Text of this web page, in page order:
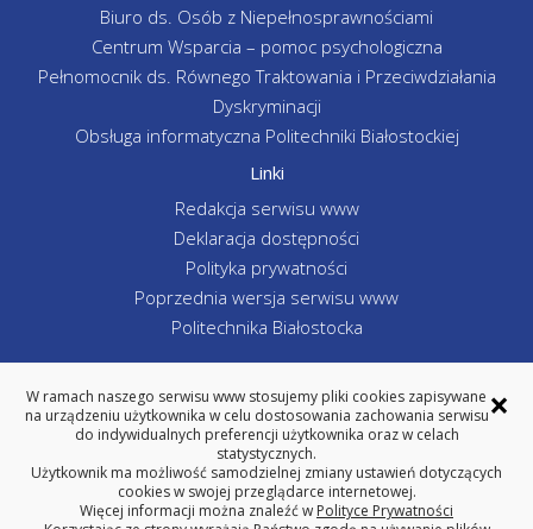
Biuro ds. Osób z Niepełnosprawnościami
Centrum Wsparcia – pomoc psychologiczna
Pełnomocnik ds. Równego Traktowania i Przeciwdziałania
Dyskryminacji
Obsługa informatyczna Politechniki Białostockiej
Linki
Redakcja serwisu www
Deklaracja dostępności
Polityka prywatności
Poprzednia wersja serwisu www
Politechnika Białostocka
WYDZIAŁ INŻYNIERII ZARZĄDZANIA
POLITECHNIKA BIAŁOSTOCKA
ul. Ojca Tarasiuka 2, 16-001 Kleosin
tel. centrala 85 746-98-02, fax 85 663 -19-88
×
W ramach naszego serwisu www stosujemy pliki cookies zapisywane
na urządzeniu użytkownika w celu dostosowania zachowania serwisu
do indywidualnych preferencji użytkownika oraz w celach
statystycznych.
Użytkownik ma możliwość samodzielnej zmiany ustawień dotyczących
cookies w swojej przeglądarce internetowej.
Więcej informacji można znaleźć w Polityce Prywatności